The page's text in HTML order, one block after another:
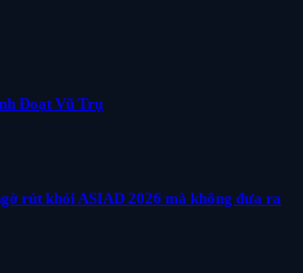
Đoạt Vũ Trụ
rút khỏi ASIAD 2026 mà không đưa ra